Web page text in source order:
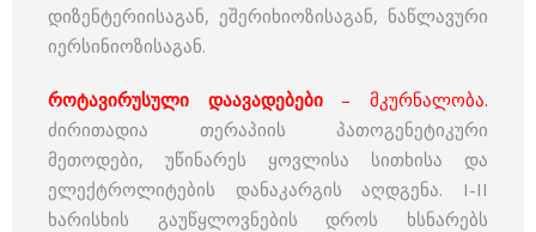
დიზენტერიისაგან, ეშერიხიოზისაგან, ნაწლავური
იერსინიოზისაგან.
როტავირუსული დაავადებები– მკურნალობა.
ძირითადია თერაპიის პათოგენეტიკური
მეთოდები, უწინარეს ყოვლისა სითხისა და
ელექტროლიტების დანაკარგის აღდგენა. I-II
ხარისხის გაუწყლოვნების დროს ხსნარებს